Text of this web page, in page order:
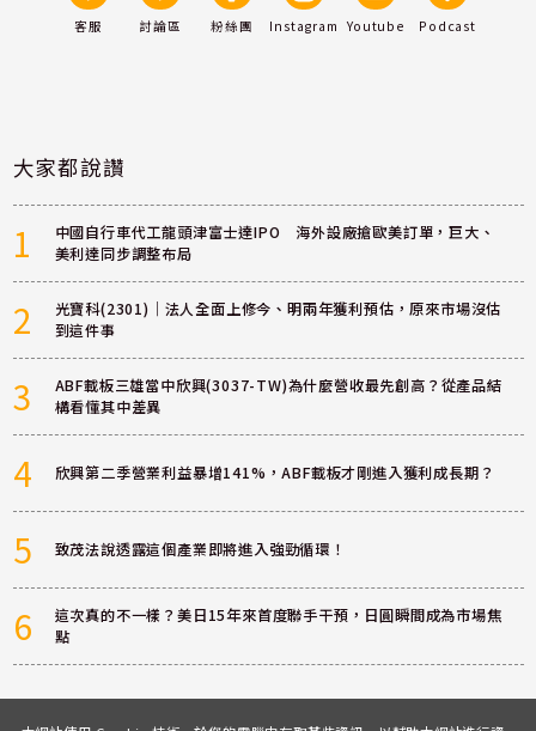
客服 討論區 粉絲團 Instagram Youtube Podcast
大家都說讚
1
中國自行車代工龍頭津富士達IPO 海外設廠搶歐美訂單，巨大、
美利達同步調整布局
2
光寶科(2301)｜法人全面上修今、明兩年獲利預估，原來市場沒估
到這件事
3
ABF載板三雄當中欣興(3037-TW)為什麼營收最先創高？從產品結
構看懂其中差異
4 欣興第二季營業利益暴增141%，ABF載板才剛進入獲利成長期？
5 致茂法說透露這個產業即將進入強勁循環！
6
這次真的不一樣？美日15年來首度聯手干預，日圓瞬間成為市場焦
點